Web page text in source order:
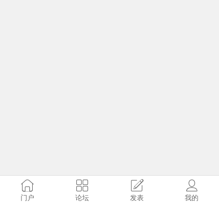
门户 论坛 发表 我的